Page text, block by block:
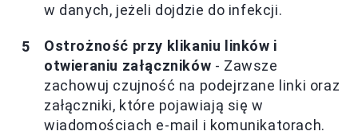
w danych, jeżeli dojdzie do infekcji.
Ostrożność przy klikaniu linków i
otwieraniu załączników - Zawsze
zachowuj czujność na podejrzane linki oraz
załączniki, które pojawiają się w
wiadomościach e-mail i komunikatorach.